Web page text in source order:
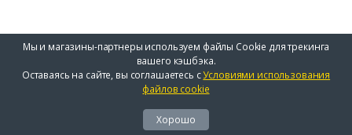
Мы и магазины-партнеры используем файлы Cookie для трекинга
вашего кэшбэка.
Оставаясь на сайте, вы соглашаетесь сУсловиями использования
файлов cookie
Хорошо